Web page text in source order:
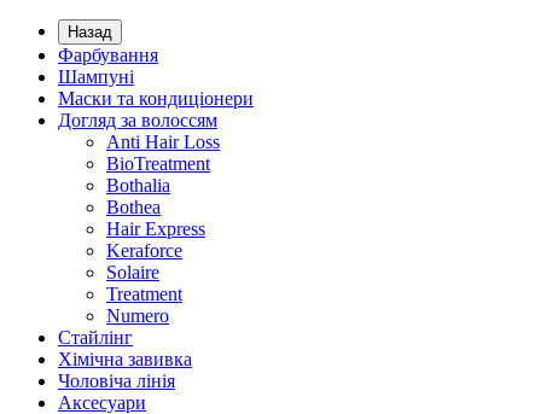
Назад
Фарбування
Шампуні
Маски та кондиціонери
Догляд за волоссям
Anti Hair Loss
BioTreatment
Bothalia
Bothea
Hair Express
Keraforce
Solaire
Treatment
Numero
Стайлінг
Хімічна завивка
Чоловіча лінія
Аксесуари